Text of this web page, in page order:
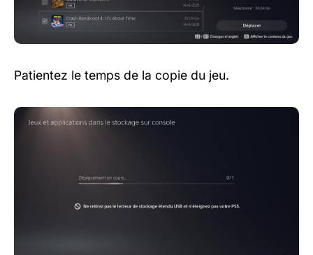
Patientez le temps de la copie du jeu.